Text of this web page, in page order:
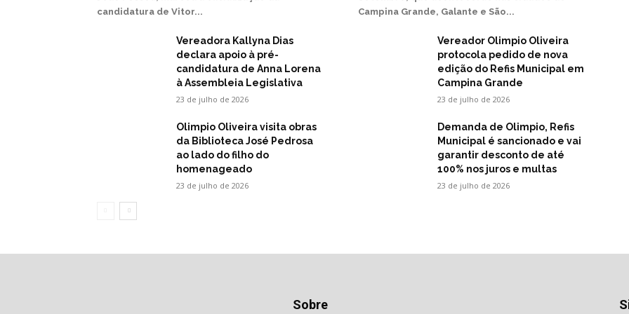
candidatura de Vitor...
Campina Grande, Galante e São...
Vereadora Kallyna Dias
declara apoio à pré-
candidatura de Anna Lorena
à Assembleia Legislativa
23 de julho de 2026
Vereador Olimpio Oliveira
protocola pedido de nova
edição do Refis Municipal em
Campina Grande
23 de julho de 2026
Olimpio Oliveira visita obras
da Biblioteca José Pedrosa
ao lado do filho do
homenageado
23 de julho de 2026
Demanda de Olimpio, Refis
Municipal é sancionado e vai
garantir desconto de até
100% nos juros e multas
23 de julho de 2026
Sobre